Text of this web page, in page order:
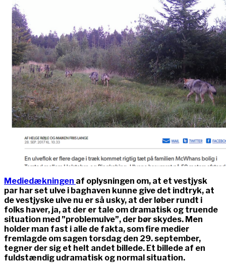
Mediedækningen af oplysningen om, at et vestjysk
par har set ulve i baghaven kunne give det indtryk, at
de vestjyske ulve nu er så usky, at der løber rundt i
folks haver, ja, at der er tale om dramatisk og truende
situation med ”problemulve”, der bør skydes. Men
holder man fast i alle de fakta, som fire medier
fremlagde om sagen torsdag den 29. september,
tegner der sig et helt andet billede. Et billede af en
fuldstændig udramatisk og normal situation.